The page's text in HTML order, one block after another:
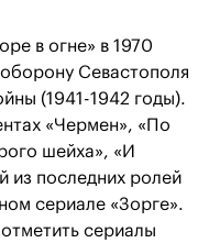
в огне» в 1970
Севастополя
(1941-1942 годы).
«Чермен», «По
шейха», «И
из последних ролей
сериале «Зорге».
сериалы